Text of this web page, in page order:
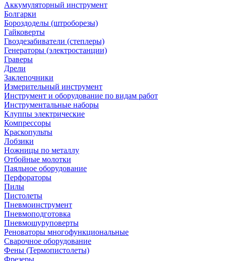
Аккумуляторный инструмент
Болгарки
Бороздоделы (штроборезы)
Гайковерты
Гвоздезабиватели (степлеры)
Генераторы (электростанции)
Граверы
Дрели
Заклепочники
Измерительный инструмент
Инструмент и оборудование по видам работ
Инструментальные наборы
Клуппы электрические
Компрессоры
Краскопульты
Лобзики
Ножницы по металлу
Отбойные молотки
Паяльное оборудование
Перфораторы
Пилы
Пистолеты
Пневмоинструмент
Пневмоподготовка
Пневмошуруповерты
Реноваторы многофункциональные
Сварочное оборудование
Фены (Термопистолеты)